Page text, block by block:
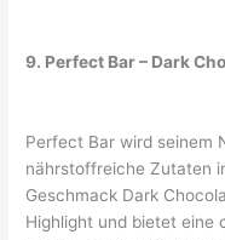
9. Perfect Bar – Dark
Perfect Bar wird seinem
nährstoffreiche Zutaten
Geschmack Dark
Highlight und bietet eine